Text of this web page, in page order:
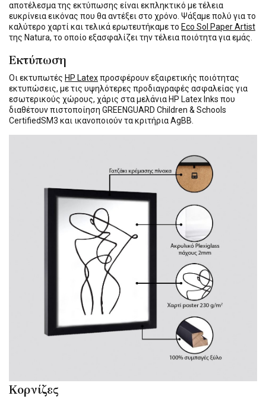
αποτέλεσμα της εκτύπωσης είναι εκπληκτικό με τέλεια
ευκρίνεια εικόνας που θα αντέξει στο χρόνο. Ψάξαμε πολύ για το
καλύτερο χαρτί και τελικά ερωτευτήκαμε το Eco Sol Paper Artist
της Natura, το οποίο εξασφαλίζει την τέλεια ποιότητα για εμάς.
Εκτύπωση
Οι εκτυπωτές HP Latexπροσφέρουν εξαιρετικής ποιότητας
εκτυπώσεις, με τις υψηλότερες προδιαγραφές ασφαλείας για
εσωτερικούς χώρους, χάρις στα μελάνια HP Latex Inks που
διαθέτουν πιστοποίηση GREENGUARD Children & Schools
CertifiedSM3 και ικανοποιούν τα κριτήρια AgBB.
Κορνίζες